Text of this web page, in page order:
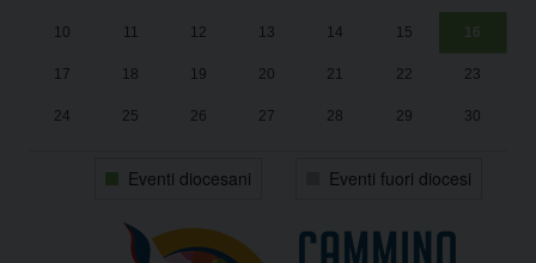
10 11 12 13 14 15 16
17 18 19 20 21 22 23
24 25 26 27 28 29 30
Eventi diocesani Eventi fuori diocesi